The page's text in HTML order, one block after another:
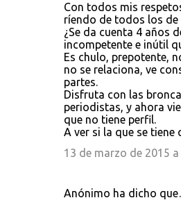
Con todos mis
ríendo de todos los de
¿Se da cuenta 4 años
incompetente e inútil
Es chulo, prepotente,
no se relaciona, ve
partes.
Disfruta con las
periodistas, y ahora
que no tiene perfil.
A ver si la que se tiene
13 de marzo de 2015
Anónimo ha dicho